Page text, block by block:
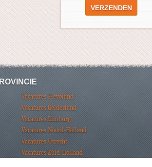
Vacatures Flevoland
Vacatures Gelderland
Vacatures Limburg
Vacatures Noord-Holland
Vacatures Utrecht
Vacatures Zuid-Holland